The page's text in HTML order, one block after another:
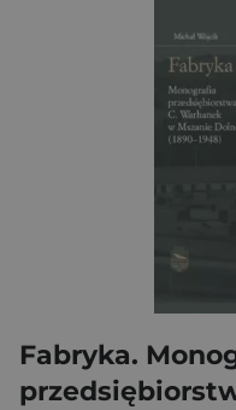
Fabryka.